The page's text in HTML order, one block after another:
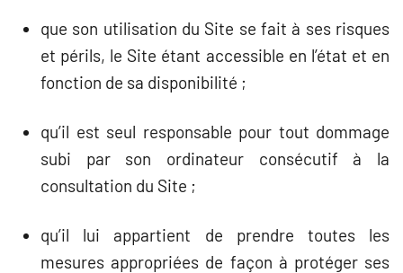
que son utilisation du Site se fait à ses risques
et périls, le Site étant accessible en l’état et en
fonction de sa disponibilité ;
qu’il est seul responsable pour tout dommage
subi par son ordinateur consécutif à la
consultation du Site ;
qu’il lui appartient de prendre toutes les
mesures appropriées de façon à protéger ses